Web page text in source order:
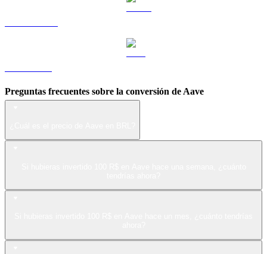
Preguntas frecuentes sobre la conversión de Aave